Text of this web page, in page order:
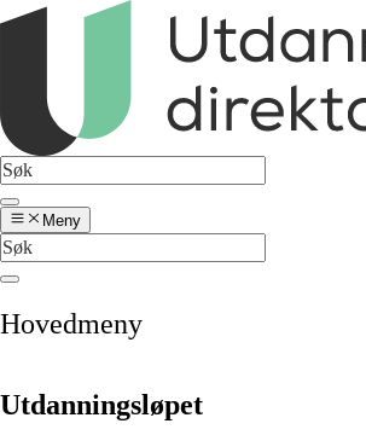
Meny
Hovedmeny
Utdanningsløpet